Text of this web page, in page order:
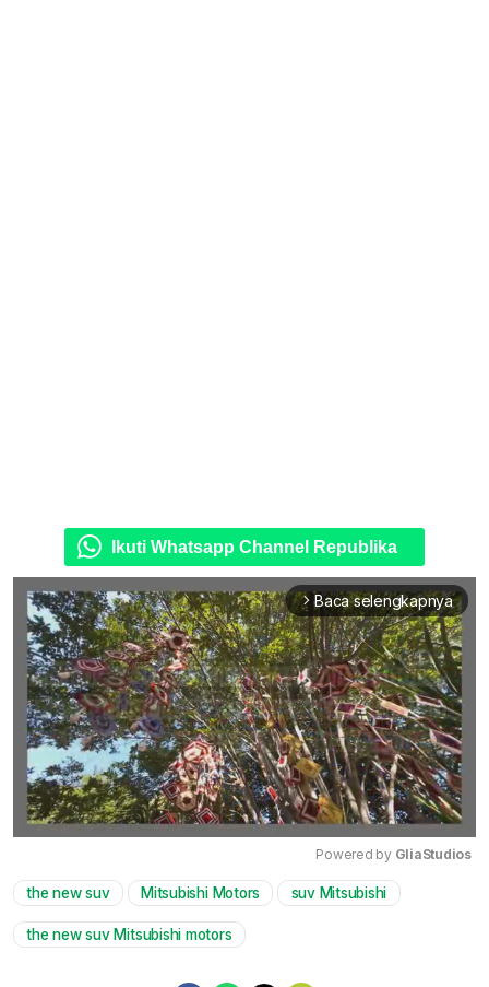
Ikuti Whatsapp Channel Republika
arrow_forward_ios Baca selengkapnya
Mute
Powered by GliaStudios
the new suv Mitsubishi Motors suv Mitsubishi
the new suv Mitsubishi motors